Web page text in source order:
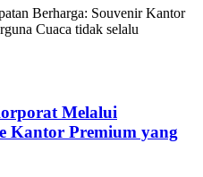
Berharga: Souvenir Kantor
Cuaca tidak selalu
Melalui
Kantor Premium yang